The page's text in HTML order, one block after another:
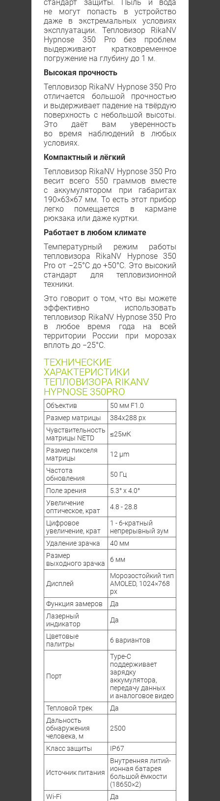
стандарт защиты. Пыль и вода
не могут попасть в устройство
даже в экстремальных условиях
эксплуатации. Тепловизор RikaNV
Hypnose 350 Рro без проблем
выдерживают кратковременное
погружение на глубину до 1 м.
Высокая прочность
Тепловизор RikaNV Hypnose 350 Рro
отличается большой прочностью
и выдерживает падение на твёрдую
поверхность с небольшой высоты.
Это даёт вам уверенность
во время наблюдений в любых
условиях.
Компактный и лёгкий
Тепловизор RikaNV Hypnose 350 Рro
весит всего 550 граммов вместе
с аккумулятором при габаритах
190×63×67 мм. То есть этот прибор
легко помещается в кармане
рюкзака или даже куртки.
Работает в любом климате
Температурный режим работы
тепловизора RikaNV Hypnose 350
Рro от −25°C до +50°C. Это высокий
стандарт для тепловизионной
техники.
Это говорит о том, что вы можете
эффективно использовать
тепловизор RikaNV Hypnose 350 Рro
в любое время года на всей
территории России при морозах
вплоть до −25°C.
ТЕХНИЧЕСКИЕ
ХАРАКТЕРИСТИКИ
ТЕПЛОВИЗОРА RIKANV
HYPNOSE 350PRO
Объектив
50 мм F1.0
Размер матрицы
384х288 px
Чувствительность
матрицы NETD
≤25мК
Размер пикселя
матрицы
12 μm
Частота
обновления
50 Гц
Поле зрения
5.3° x 4.0°
Увеличение
оптическое, крат
4.8 - 28.8
Цифровое
увеличение, крат
1 - 6-кратный
непрерывный зум
Удаление зрачка
40 мм
Размер
выходного зрачка
6 мм
Дисплей
Морозостойкий тип
AMOLED, 1024×768
px
Функция замеров
Да
Лазерный
индикатор
Да
Цветовые
палитры
6 вариантов
Порт
Type-C
поддерживает
зарядку
аккумулятора,
передачу данных
и аналоговое видео
Тепловой трек
Да
Дальность
обнаружения
человека, м
2500
Класс защиты IP67
Источник питания
Внутренняя литий-
ионная батарея
большой ёмкости
(18650×2)
Wi-Fi
Да